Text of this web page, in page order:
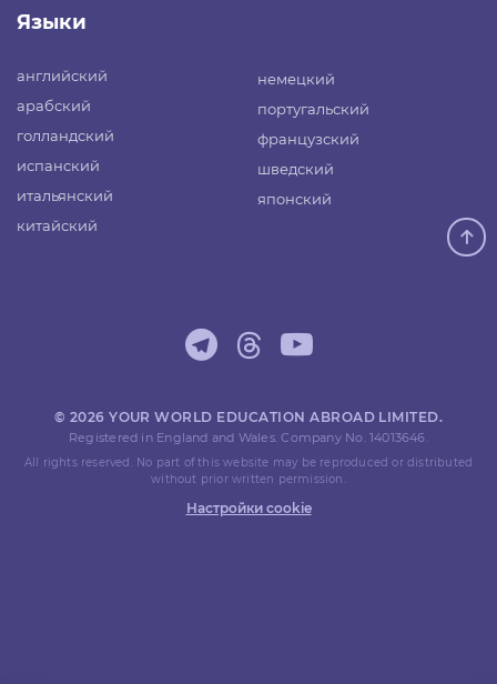
Языки
английский
арабский
голландский
испанский
итальянский
китайский
немецкий
португальский
французский
шведский
японский
© 2026 YOUR WORLD EDUCATION ABROAD LIMITED.
Registered in England and Wales. Company No. 14013646.
All rights reserved. No part of this website may be reproduced or distributed
without prior written permission.
Настройки cookie